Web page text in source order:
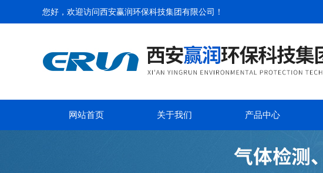
您好，欢迎访问西安赢润环保科技集团有限公司 ！
网站首页 关于我们 产品中心